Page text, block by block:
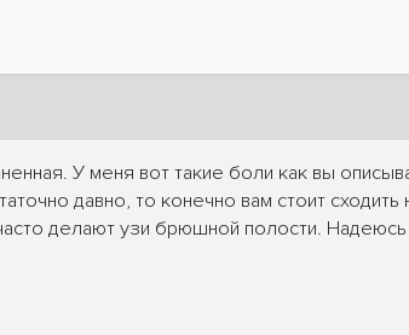
У меня вот такие боли как вы
давно, то конечно вам стоит сходить
делают узи брюшной полости.